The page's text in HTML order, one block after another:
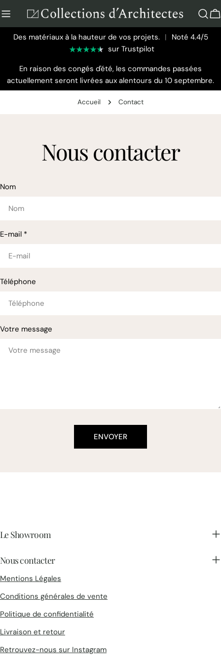
au
contenu
Des matériaux à la hauteur de vos projets. | Noté 4.4/5
sur Trustpilot
En raison des congés d'été, les commandes passées
actuellement seront livrées aux alentours du 10 septembre.
Accueil Contact
Nous contacter
Nom
E-mail *
Téléphone
Votre message
ENVOYER
Le Showroom
Nous contacter
Mentions Légales
Conditions générales de vente
Politique de confidentialité
Livraison et retour
Retrouvez-nous sur Instagram